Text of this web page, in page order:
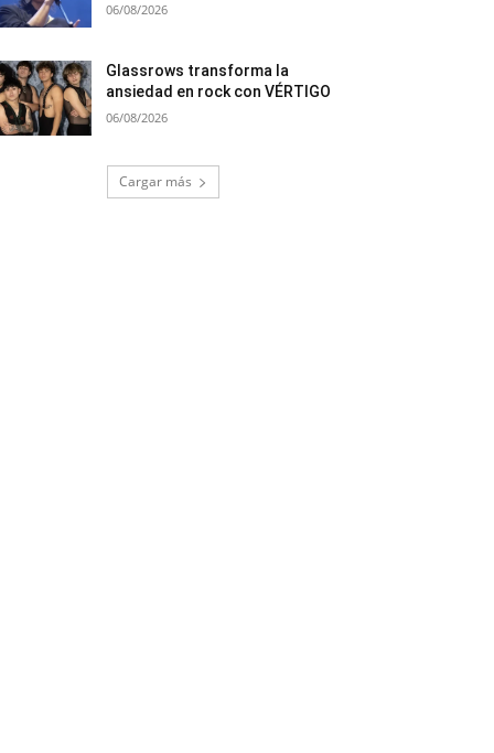
06/08/2026
Glassrows transforma la
ansiedad en rock con VÉRTIGO
06/08/2026
Cargar más